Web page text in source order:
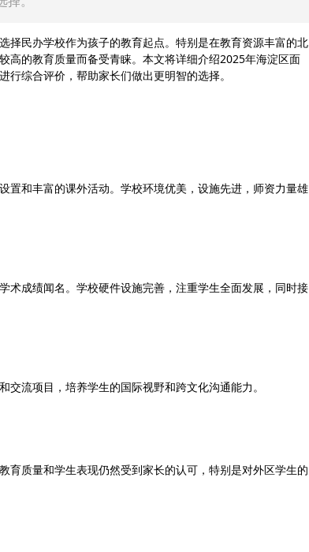
民办学校作为孩子的教育起点。特别是在教育资源丰富的北
高的教育质量而备受青睐。本文将详细介绍2025年海淀区面
综合评价，帮助家长们做出更明智的选择。
和丰富的课外活动。学校环境优美，设施先进，师资力量雄
成绩闻名。学校硬件设施完善，注重学生全面发展，同时接
流项目，培养学生的国际视野和跨文化沟通能力。
质量和学生表现仍然受到家长的认可，特别是对外区学生的